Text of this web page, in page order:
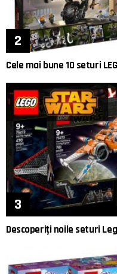
Cele mai bune 10 seturi
Descoperiți noile seturi